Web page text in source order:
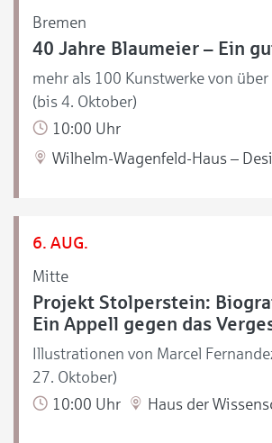
Bremen
40 Jahre Blaumeier – Ein
mehr als 100 Kunstwerke von
(bis 4. Oktober)
10:00 Uhr
Wilhelm-Wagenfeld-Haus –
6. AUG.
Mitte
Projekt Stolperstein:
Ein Appell gegen das
Illustrationen von Marcel
27. Oktober)
10:00 Uhr
Haus der